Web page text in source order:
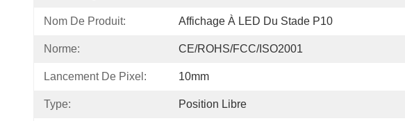
Nom De Produit: Affichage À LED Du Stade P10
Norme: CE/ROHS/FCC/ISO2001
Lancement De Pixel: 10mm
Type: Position Libre